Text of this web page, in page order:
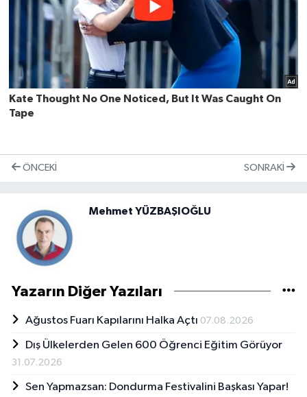
ÖNCEKI SONRAKI
Mehmet YÜZBAŞIOĞLU
Yazarın Diğer Yazıları
Ağustos Fuarı Kapılarını Halka Açtı 07.08.2026
Dış Ülkelerden Gelen 600 Öğrenci Eğitim Görüyor
31.07.2026
Sen Yapmazsan: Dondurma Festivalini Başkası Yapar!